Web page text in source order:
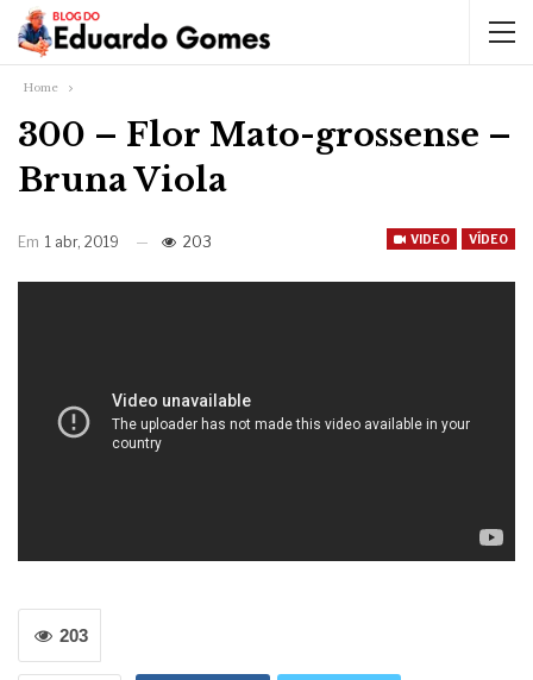
Home
300 – Flor Mato-grossense –
Bruna Viola
VIDEO VÍDEO
Em 1 abr, 2019 203
203